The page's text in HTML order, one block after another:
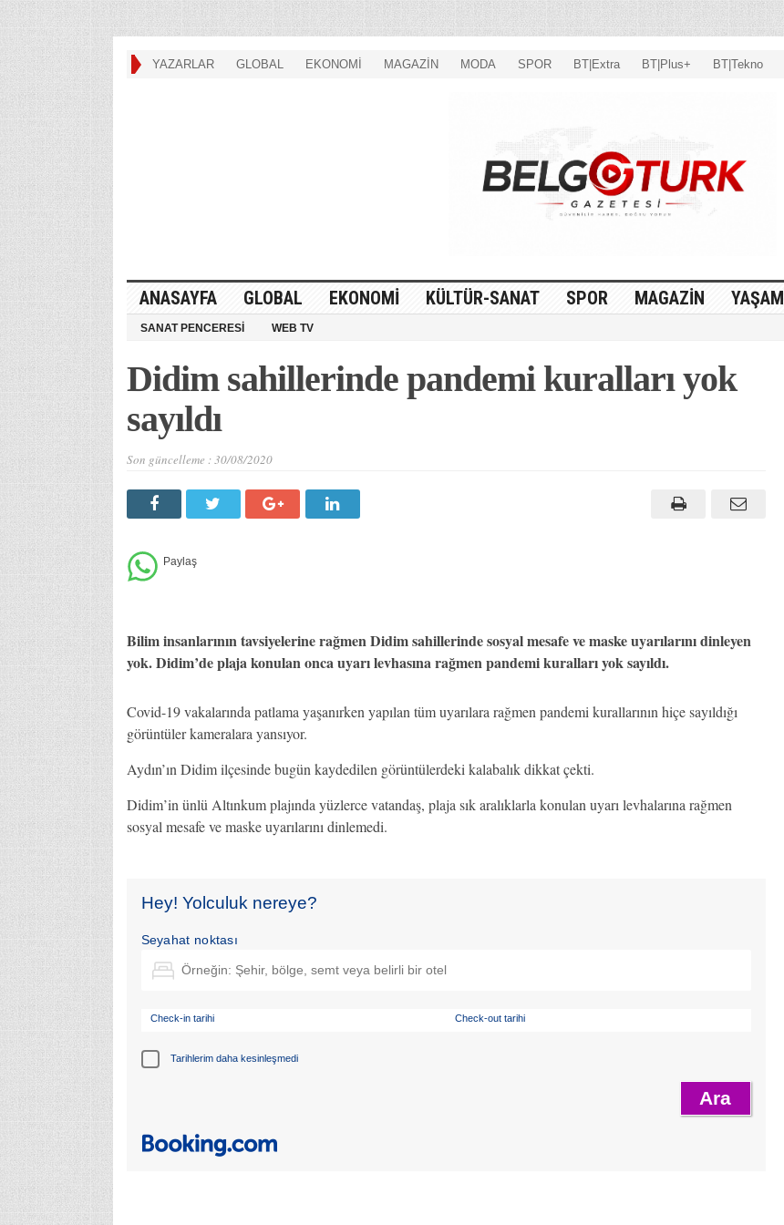
YAZARLAR GLOBAL EKONOMİ MAGAZİN MODA SPOR BT|Extra BT|Plus+ BT|Tekno
ANASAYFA GLOBAL EKONOMİ KÜLTÜR-SANAT SPOR MAGAZİN YAŞAM
SANAT PENCERESİ WEB TV
Didim sahillerinde pandemi kuralları yok
sayıldı
Son güncelleme :30/08/2020
Bilim insanlarının tavsiyelerine rağmen Didim sahillerinde sosyal mesafe ve maske uyarılarını dinleyen
yok. Didim’de plaja konulan onca uyarı levhasına rağmen pandemi kuralları yok sayıldı.
Covid-19 vakalarında patlama yaşanırken yapılan tüm uyarılara rağmen pandemi kurallarının hiçe sayıldığı
görüntüler kameralara yansıyor.
Aydın’ın Didim ilçesinde bugün kaydedilen görüntülerdeki kalabalık dikkat çekti.
Didim’in ünlü Altınkum plajında yüzlerce vatandaş, plaja sık aralıklarla konulan uyarı levhalarına rağmen
sosyal mesafe ve maske uyarılarını dinlemedi.
Hey! Yolculuk nereye?
Seyahat noktası
Check-in tarihi Check-out tarihi
Tarihlerim daha kesinleşmedi